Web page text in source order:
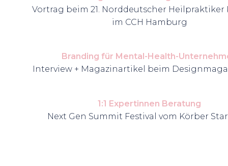
Vortrag beim 21. Norddeutscher Heilpraktiker
im CCH Hamburg
Branding für Mental-Health-
Interview + Magazinartikel beim
1:1 Expertinnen Beratung
Next Gen Summit Festival vom Körber